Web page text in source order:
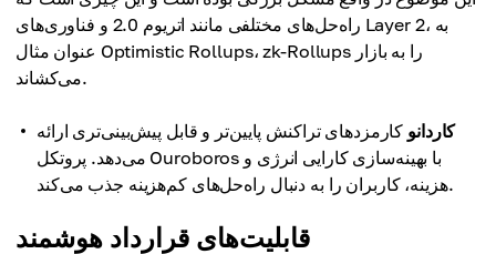
راه‌حل‌های مختلفی مانند اتریوم 2.0 و فناوری‌های Layer 2، به
عنوان مثال Optimistic Rollups، zk-Rollups را به بازار
می‌کشاند.
کاردانو کارمزدهای تراکنش پایین‌تر و قابل پیش‌بینی‌تری ارائه
می‌دهد. پروتکل Ouroboros با بهینه‌سازی کارایی انرژی و
هزینه، کاربران را به دنبال راه‌حل‌های کم‌هزینه جذب می‌کند.
قابلیت‌های قرارداد هوشمند